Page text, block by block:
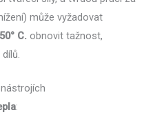
může vyžadovat
C. obnovit tažnost,
: